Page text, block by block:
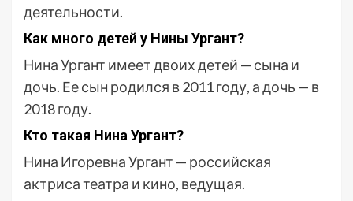
деятельности.
Как много детей у Нины Ургант?
Нина Ургант имеет двоих детей — сына и
дочь. Ее сын родился в 2011 году, а дочь — в
2018 году.
Кто такая Нина Ургант?
Нина Игоревна Ургант — российская
актриса театра и кино, ведущая.